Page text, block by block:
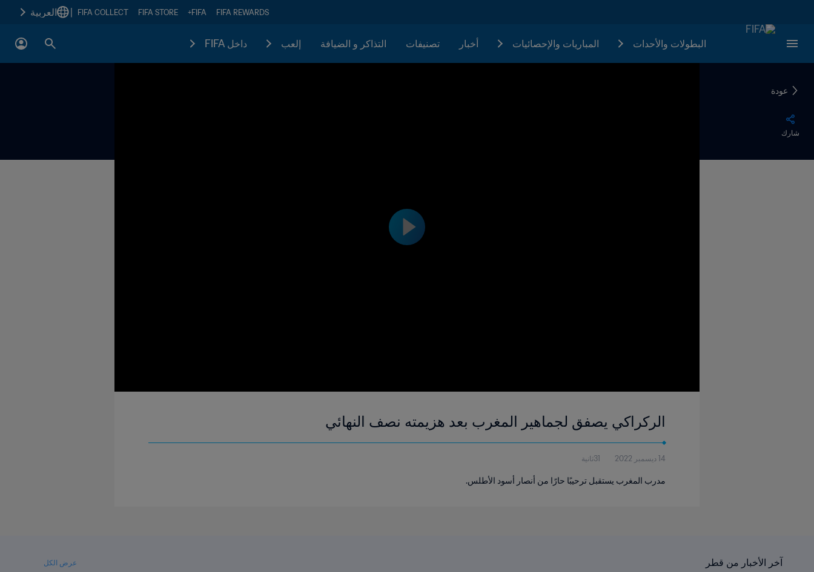
FIFA REWARDS
FIFA+
FIFA STORE
FIFA COLLECT العربية
البطولات والأحدات المباريات والإحصائيات أخبار تصنيفات التذاكر و الضيافة إلعب داخل FIFA
عودة
شارك
الركراكي يصفق لجماهير المغرب بعد هزيمته نصف النهائي
14 ديسمبر 2022 31ثانية
مدرب المغرب يستقبل ترحيبًا حارًا من أنصار أسود الأطلس.
آخر الأخبار من قطر عرض الكل